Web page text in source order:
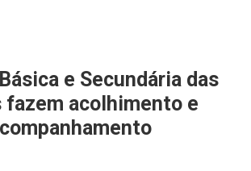
e Secundária das
fazem acolhimento e